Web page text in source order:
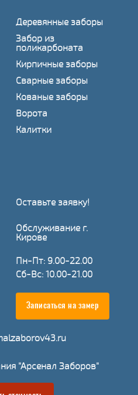
Деревянные заборы
Забор из
поликарбоната
Кирпичные заборы
Сварные заборы
Кованые заборы
Ворота
Калитки
Оставьте заявку!
Обслуживание г.
Кирове
Пн-Пт: 9.00-22.00
Сб-Вс: 10.00-21.00
Записаться на замер
"Арсенал Заборов"